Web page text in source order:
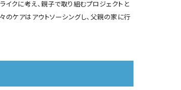
クに考え、親子で取り組むプロジェクトと
のケアはアウトソーシングし、父親の家に行